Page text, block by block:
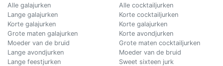
Alle galajurken
Lange galajurken
Korte galajurken
Grote maten galajurken
Moeder van de bruid
Lange avondjurken
Lange feestjurken
Alle cocktailjurken
Korte cocktailjurken
Korte galajurken
Korte avondjurken
Grote maten cocktailjurken
Moeder van de bruid
Sweet sixteen jurk